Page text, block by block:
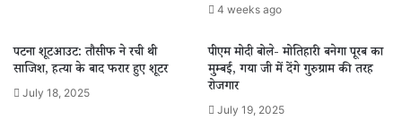
4 weeks ago
पटना शूटआउट: तौसीफ ने रची थी
साजिश, हत्या के बाद फरार हुए शूटर
July 18, 2025
पीएम मोदी बोले- मोतिहारी बनेगा पूरब का
मुम्बई, गया जी में देंगे गुरुग्राम की तरह
रोजगार
July 19, 2025